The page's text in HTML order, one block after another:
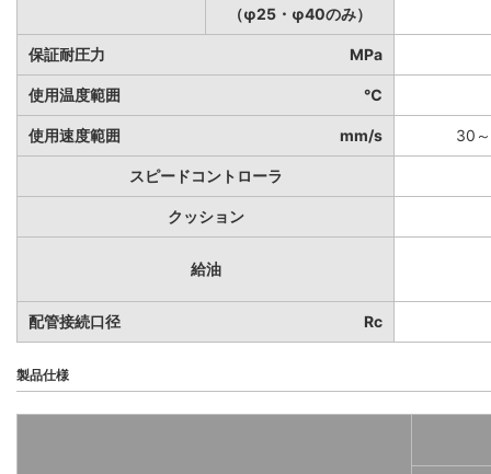
（φ25・φ40のみ）
保証耐圧力 MPa
使用温度範囲 ℃
使用速度範囲 mm/s 30
スピードコントローラ
クッション
給油
配管接続口径 Rc
製品仕様